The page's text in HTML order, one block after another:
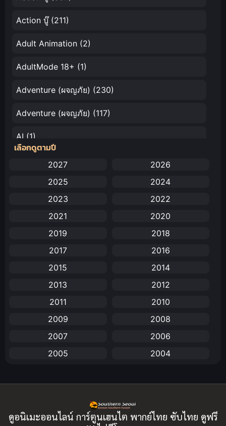
Action บู๊(211)
Adult Animation (2)
AdultMode 18+ (1)
Adventure (ผจญภัย) (230)
Adventure (ผจญภัย) (117)
AI (1)
Amazon Prime
Anal (ประตูหลัง)
Animation การ์ตูน
Animation อนิเมะ
Animation แอนิเมชั่น
(25)
BBC (1)
เลือกดูตามปี
2027
2026
2025
2024
2023
2022
2021
2020
2019
2018
2017
2016
2015
2014
2013
2012
2011
2010
2009
2008
2007
2006
2005
2004
1997
1996
ดูอนิเมะออนไลน์ การ์ตูนเฮนไต พากย์ไทย ซับไทย ดูฟรี